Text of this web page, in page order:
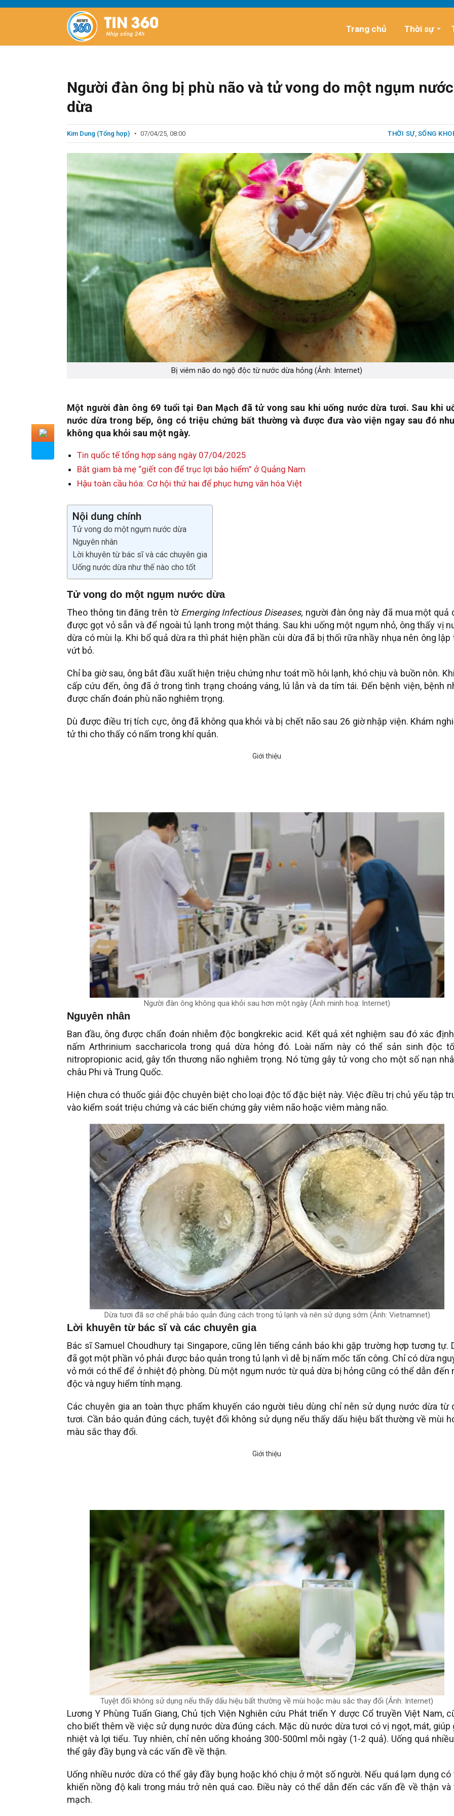
Trang chủ Thời sự
Người đàn ông bị phù não và tử vong do một ngụm nước
dừa
Kim Dung (Tổng hợp) 07/04/25, 08:00 THỜI SỰ, SỐNG
Bị viêm não do ngộ độc từ nước dừa hỏng (Ảnh: Internet)
Một người đàn ông 69 tuổi tại Đan Mạch đã tử vong sau khi uống nước dừa tươi. Sau khi
nước dừa trong bếp, ông có triệu chứng bất thường và được đưa vào viện ngay sau đó
không qua khỏi sau một ngày.
Tin quốc tế tổng hợp sáng ngày 07/04/2025
Bắt giam bà mẹ “giết con để trục lợi bảo hiểm” ở Quảng Nam
Hậu toàn cầu hóa: Cơ hội thứ hai để phục hưng văn hóa Việt
Nội dung chính
Tử vong do một ngụm nước dừa
Nguyên nhân
Lời khuyên từ bác sĩ và các chuyên gia
Uống nước dừa như thế nào cho tốt
Tử vong do một ngụm nước dừa
Theo thông tin đăng trên tờ Emerging Infectious Diseases, người đàn ông này đã mua một quả
được gọt vỏ sẵn và để ngoài tủ lạnh trong một tháng. Sau khi uống một ngụm nhỏ, ông thấy vị
dừa có mùi lạ. Khi bổ quả dừa ra thì phát hiện phần cùi dừa đã bị thối rữa nhầy nhụa nên ông lập
vứt bỏ.
Chỉ ba giờ sau, ông bắt đầu xuất hiện triệu chứng như toát mồ hôi lạnh, khó chịu và buồn nôn.
cấp cứu đến, ông đã ở trong tình trạng choáng váng, lú lẫn và da tím tái. Đến bệnh viện, bệnh
được chẩn đoán phù não nghiêm trọng.
Dù được điều trị tích cực, ông đã không qua khỏi và bị chết não sau 26 giờ nhập viện. Khám
tử thi cho thấy có nấm trong khí quản.
Người đàn ông không qua khỏi sau hơn một ngày (Ảnh minh hoạ: Internet)
Nguyên nhân
Ban đầu, ông được chẩn đoán nhiễm độc bongkrekic acid. Kết quả xét nghiệm sau đó xác
nấm Arthrinium saccharicola trong quả dừa hỏng đó. Loài nấm này có thể sản sinh độc
nitropropionic acid, gây tổn thương não nghiêm trọng. Nó từng gây tử vong cho một số nạn
châu Phi và Trung Quốc.
Hiện chưa có thuốc giải độc chuyên biệt cho loại độc tố đặc biệt này. Việc điều trị chủ yếu tập
vào kiểm soát triệu chứng và các biến chứng gây viêm não hoặc viêm màng não.
Dừa tươi đã sơ chế phải bảo quản đúng cách trong tủ lạnh và nên sử dụng sớm (Ảnh: Vietnamnet)
Lời khuyên từbác sĩ và các chuyên gia
Bác sĩ Samuel Choudhury tại Singapore, cũng lên tiếng cảnh báo khi gặp trường hợp tương tự.
đã gọt một phần vỏ phải được bảo quản trong tủ lạnh vì dễ bị nấm mốc tấn công. Chỉ có dừa
vỏ mới có thể để ở nhiệt độ phòng. Dù một ngụm nước từ quả dừa bị hỏng cũng có thể dẫn đến
độc và nguy hiểm tính mạng.
Các chuyên gia an toàn thực phẩm khuyến cáo người tiêu dùng chỉ nên sử dụng nước dừa từ
tươi. Cần bảo quản đúng cách, tuyệt đối không sử dụng nếu thấy dấu hiệu bất thường về mùi
màu sắc thay đổi.
Tuyệt đối không sử dụng nếu thấy dấu hiệu bất thường về mùi hoặc màu sắc thay đổi (Ảnh: Internet)
Lương Y Phùng Tuấn Giang, Chủ tịch Viện Nghiên cứu Phát triển Y dược Cổ truyền Việt Nam,
cho biết thêm về việc sử dụng nước dừa đúng cách. Mặc dù nước dừa tươi có vị ngọt, mát, giúp
nhiệt và lợi tiểu. Tuy nhiên, chỉ nên uống khoảng 300-500ml mỗi ngày (1-2 quả). Uống quá
thể gây đầy bụng và các vấn đề về thận.
Uống nhiều nước dừa có thể gây đầy bụng hoặc khó chịu ở một số người. Nếu quá lạm dụng có
khiến nồng độ kali trong máu trở nên quá cao. Điều này có thể dẫn đến các vấn đề về thận và
mạch.